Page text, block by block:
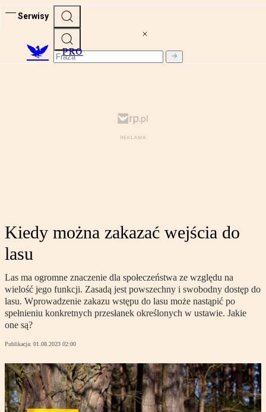
Serwisy
PRO
Kiedy można zakazać wejścia do
lasu
Las ma ogromne znaczenie dla społeczeństwa ze względu na
wielość jego funkcji. Zasadą jest powszechny i swobodny dostęp do
lasu. Wprowadzenie zakazu wstępu do lasu może nastąpić po
spełnieniu konkretnych przesłanek określonych w ustawie. Jakie
one są?
Publikacja: 01.08.2023 02:00